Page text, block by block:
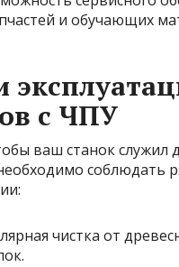
и обучающих
с ЧПУ
ваш станок служил
соблюдать
чистка от